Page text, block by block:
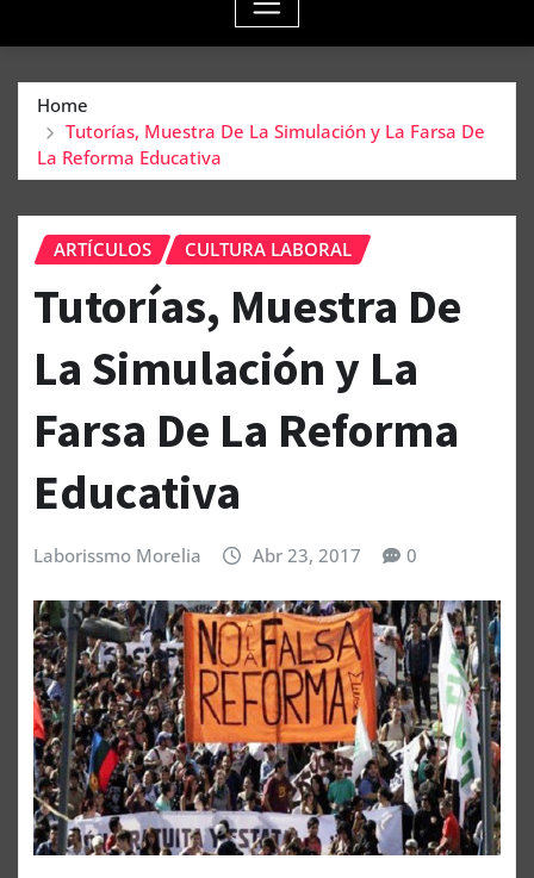
Home
Tutorías, Muestra De La Simulación y La Farsa De
La Reforma Educativa
ARTÍCULOS CULTURA LABORAL
Tutorías, Muestra De
La Simulación y La
Farsa De La Reforma
Educativa
Laborissmo Morelia Abr 23, 2017 0